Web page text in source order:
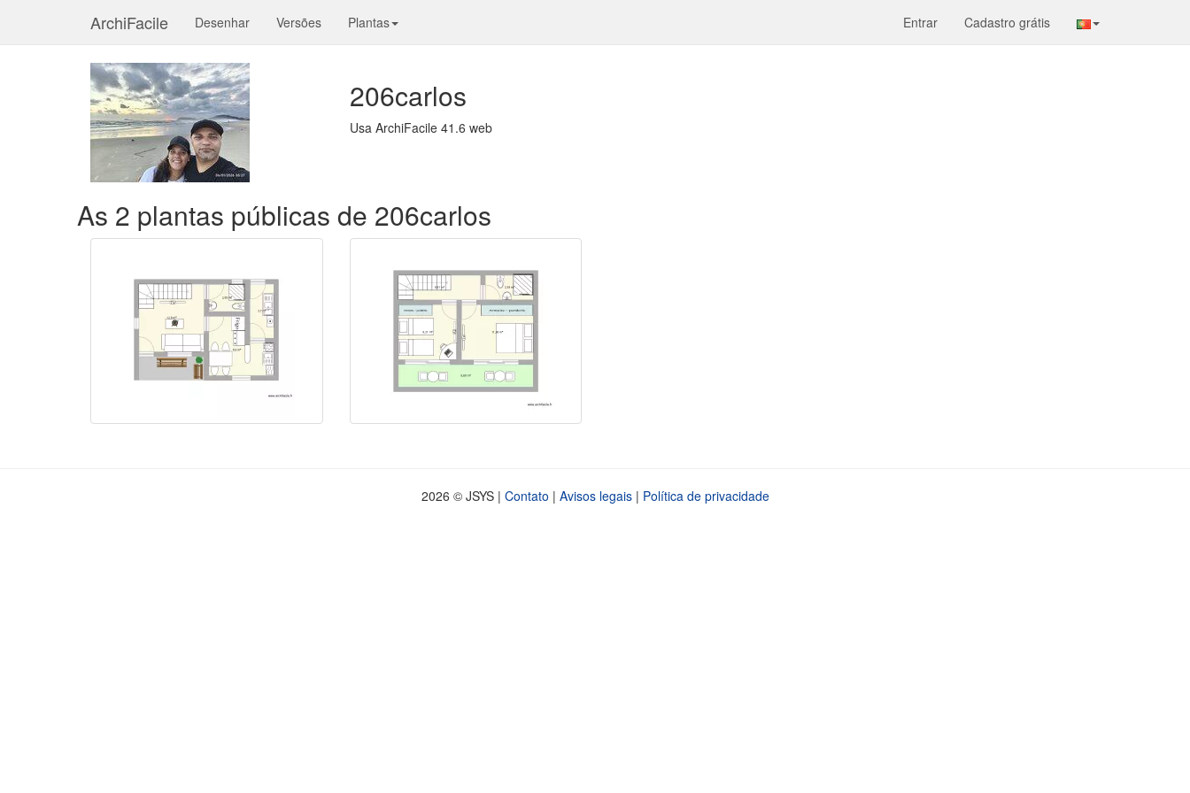
ArchiFacile Desenhar Versões Plantas Entrar Cadastro grátis
206carlos
Usa ArchiFacile 41.6 web
As 2 plantas públicas de 206carlos
2026 © JSYS | Contato | Avisos legais| Política de privacidade